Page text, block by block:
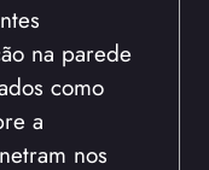
na parede
como
a
nos